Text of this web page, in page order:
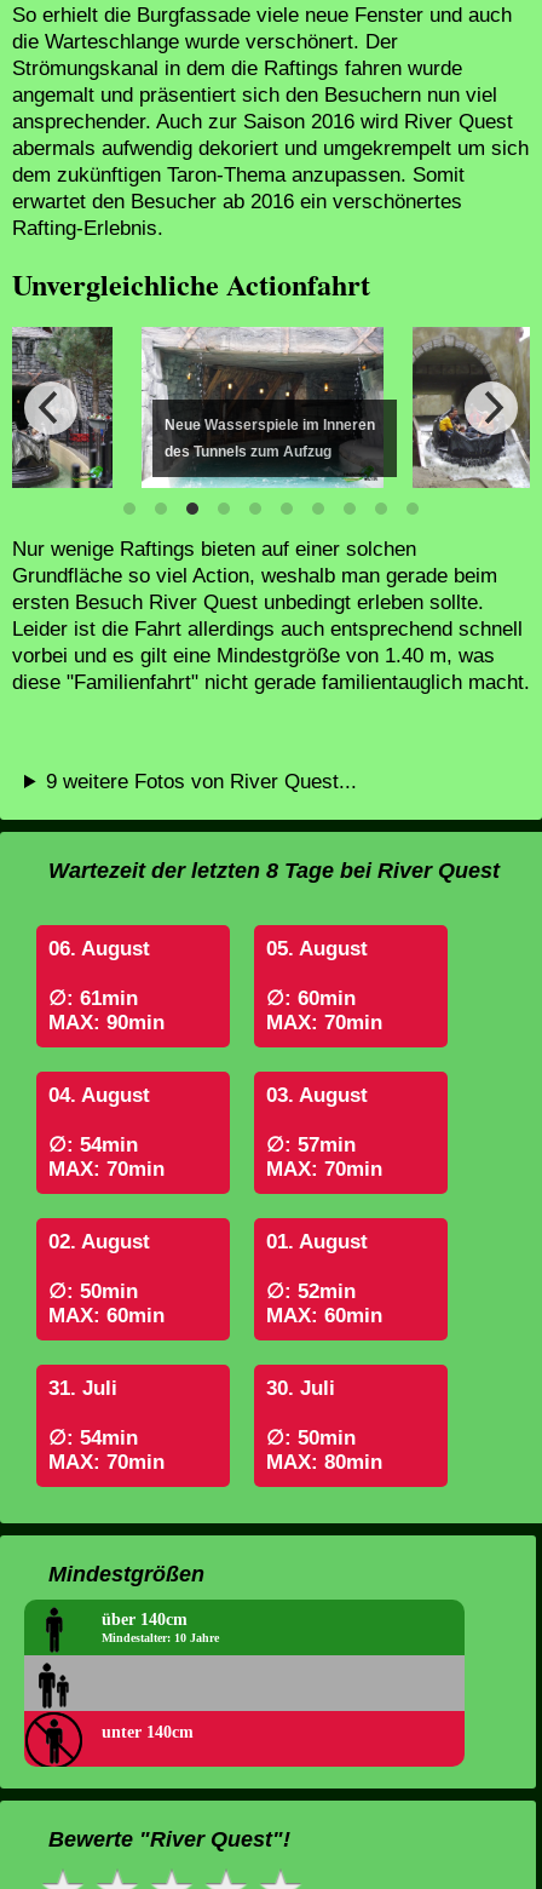
So erhielt die Burgfassade viele neue Fenster und auch
die Warteschlange wurde verschönert. Der
Strömungskanal in dem die Raftings fahren wurde
angemalt und präsentiert sich den Besuchern nun viel
ansprechender. Auch zur Saison 2016 wird River Quest
abermals aufwendig dekoriert und umgekrempelt um sich
dem zukünftigen Taron-Thema anzupassen. Somit
erwartet den Besucher ab 2016 ein verschönertes
Rafting-Erlebnis.
Unvergleichliche Actionfahrt
im Inneren
Aufzug
Nur wenige Raftings bieten auf einer solchen
Grundfläche so viel Action, weshalb man gerade beim
ersten Besuch River Quest unbedingt erleben sollte.
Leider ist die Fahrt allerdings auch entsprechend schnell
vorbei und es gilt eine Mindestgröße von 1.40 m, was
diese "Familienfahrt" nicht gerade familientauglich macht.
9 weitere Fotos von River Quest...
Wartezeit der letzten 8 Tage bei River Quest
06. August
∅: 61min
MAX: 90min
05. August
∅: 60min
MAX: 70min
04. August
∅: 54min
MAX: 70min
03. August
∅: 57min
MAX: 70min
02. August
∅: 50min
MAX: 60min
01. August
∅: 52min
MAX: 60min
31. Juli
∅: 54min
MAX: 70min
30. Juli
∅: 50min
MAX: 80min
Mindestgrößen
über 140cm
Mindestalter: 10 Jahre
unter 140cm
Bewerte "River Quest"!